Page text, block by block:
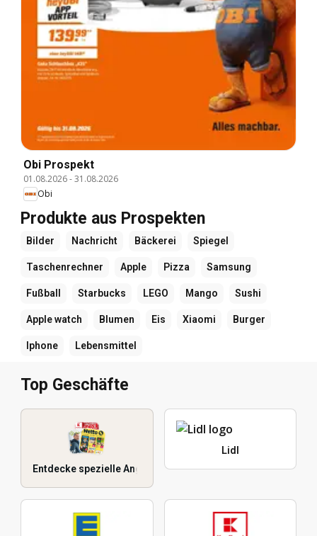
Obi Prospekt
01.08.2026-31.08.2026
Obi
Produkte aus Prospekten
Bilder Nachricht Bäckerei Spiegel
Taschenrechner Apple Pizza Samsung
Fußball Starbucks LEGO Mango Sushi
Apple watch Blumen Eis Xiaomi Burger
Iphone Lebensmittel
Top Geschäfte
Entdecke spezielle Angebote
Lidl